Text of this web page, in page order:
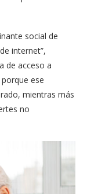
social de
internet”,
de acceso a
ese
mientras más
no